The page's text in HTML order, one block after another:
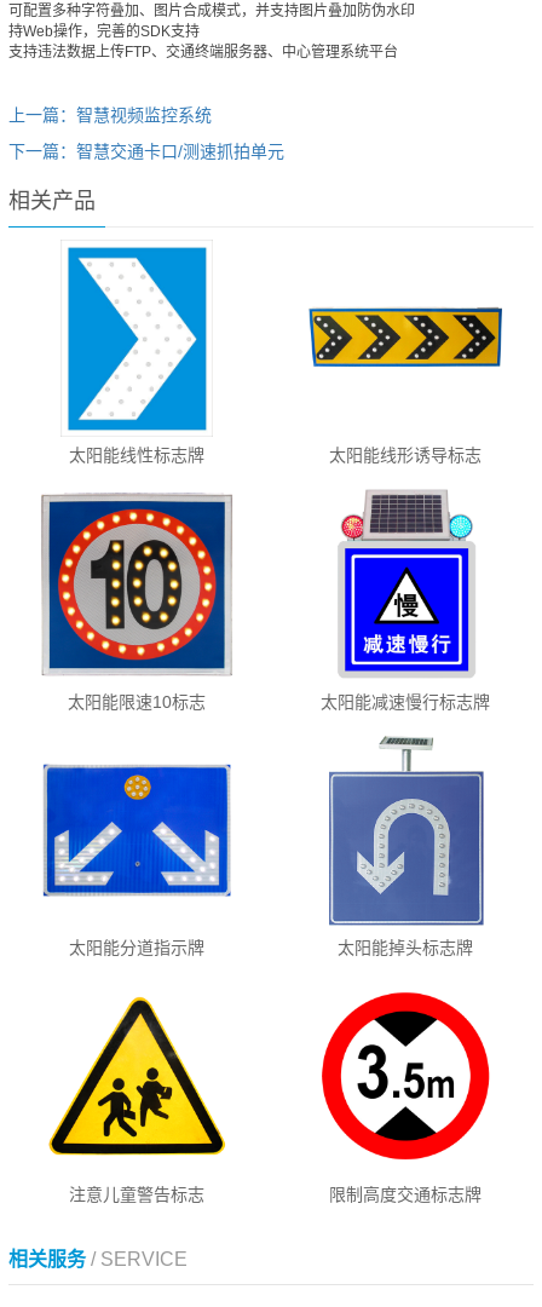
可配置多种字符叠加、图片合成模式，并支持图片叠加防伪水印
持Web操作，完善的SDK支持
支持违法数据上传FTP、交通终端服务器、中心管理系统平台
上一篇：智慧视频监控系统
下一篇：智慧交通卡口/测速抓拍单元
相关产品
太阳能线性标志牌 太阳能线形诱导标志
太阳能限速10标志 太阳能减速慢行标志牌
太阳能分道指示牌 太阳能掉头标志牌
注意儿童警告标志 限制高度交通标志牌
相关服务/ SERVICE